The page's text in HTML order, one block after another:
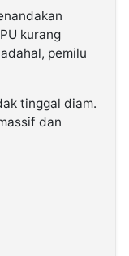
kurang
pemilu
tinggal diam.
dan